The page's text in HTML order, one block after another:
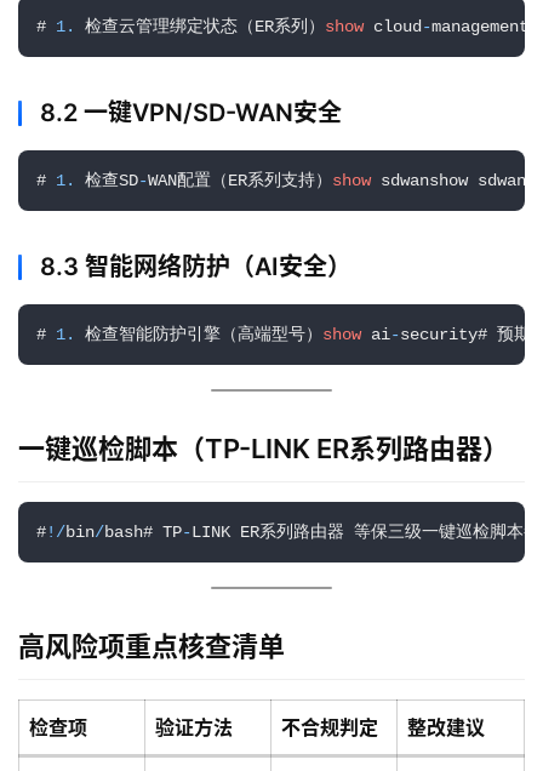
# 1. 检查云管理绑定状态（ER系列） show cloud -
8.2 一键VPN/SD-WAN安全
# 1. 检查SD-WAN配置（ER系列支持） show sdwanshow sdwan
8.3 智能网络防护（AI安全）
# 1. 检查智能防护引擎（高端型号） show ai-security# 预期
一键巡检脚本（TP-LINK ER系列路由器）
#! /bin/bash# TP-LINK ER系列路由器 等保三级一键巡检脚本#
高风险项重点核查清单
检查项 验证方法 不合规判定 整改建议